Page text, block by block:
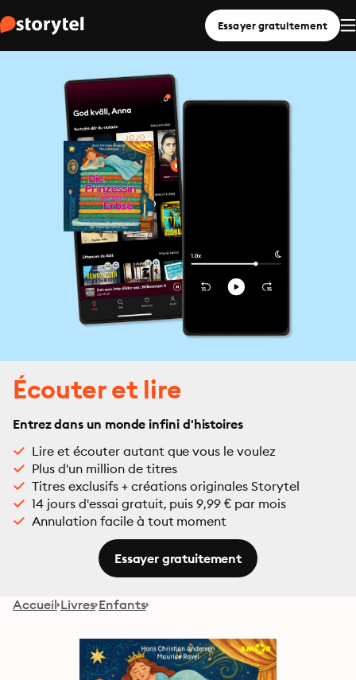
Essayer gratuitement
Écouter et lire
Entrez dans un monde infini d'histoires
Lire et écouter autant que vous le voulez
Plus d'un million de titres
Titres exclusifs + créations originales Storytel
14 jours d'essai gratuit, puis 9,99 € par mois
Annulation facile à tout moment
Essayer gratuitement
Accueil Livres Enfants